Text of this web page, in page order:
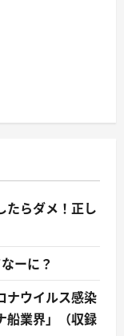
らダメ！正し
ーに？
ナウイルス感染
船業界」（収録